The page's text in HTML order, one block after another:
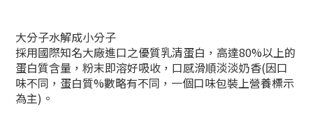
大分子水解成小分子
採用國際知名大廠進口之優質乳清蛋白，高達80%以上的
蛋白質含量，粉末即溶好吸收，口感滑順淡淡奶香(因口
味不同，蛋白質%數略有不同，一個口味包裝上營養標示
為主)。